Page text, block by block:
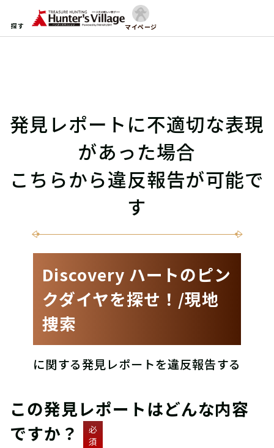
探す マイページ
発見レポートに不適切な表現
があった場合
こちらから違反報告が可能で
す
Discovery ハートのピン
クダイヤを探せ！/現地
捜索
に関する発見レポートを違反報告する
この発見レポートはどんな内容
ですか？
必
須